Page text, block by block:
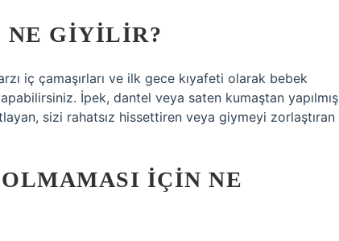
GIYILIR?
iç çamaşırları ve ilk gece kıyafeti olarak bebek
İpek, dantel veya saten kumaştan yapılmış
sizi rahatsız hissettiren veya giymeyi zorlaştıran
IÇIN NE